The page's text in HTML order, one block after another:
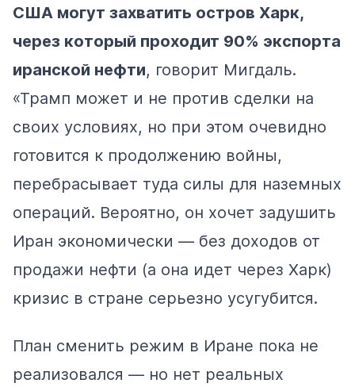
США могут захватить остров Харк,
через который проходит 90% экспорта
иранской нефти, говорит Мигдаль.
«Трамп может и не против сделки на
своих условиях, но при этом очевидно
готовится к продолжению войны,
перебрасывает туда силы для наземных
операций. Вероятно, он хочет задушить
Иран экономически — без доходов от
продажи нефти (а она идет через Харк)
кризис в стране серьезно усугубится.
План сменить режим в Иране пока не
реализовался — но нет реальных